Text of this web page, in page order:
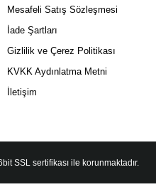
Mesafeli Satış Sözleşmesi
İade Şartları
Gizlilik ve Çerez Politikası
KVKK Aydınlatma Metni
İletişim
SSL sertifikası ile korunmaktadır.